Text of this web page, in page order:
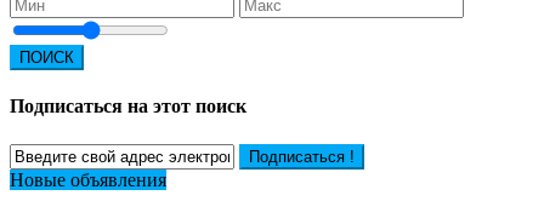
ПОИСК
Подписаться на этот поиск
Подписаться !
Новые объявления